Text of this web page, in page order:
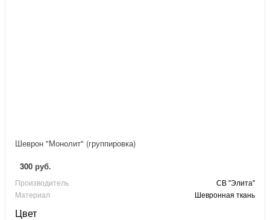
Шеврон "Монолит" (группировка)
300 руб.
Производитель
СВ "Элита"
Материал
Шевронная ткань
Цвет